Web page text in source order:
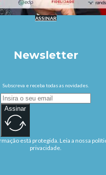
ASSINAR
Newsletter
Subscreva e receba todas as novidades.
Assinar
está protegida. Leia a nossa
privacidade.